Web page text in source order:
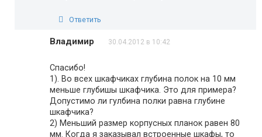
Ответить
Владимир 30.04.2012 в 10:42
Спасибо!
1). Во всех шкафчиках глубина полок на 10 мм
меньше глубишы шкафчика. Это для примера?
Допустимо ли гулбина полки равна глубине
шкафчика?
2) Меньший размер корпусных планок равен 80
мм. Когда я заказывал встроенные шкафы, то